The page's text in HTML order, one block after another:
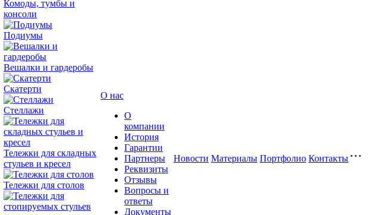
Комоды, тумбы и
консоли
Подиумы
Вешалки и гардеробы
Скатерти
Стеллажи
Тележки для складных
стульев и кресел
Тележки для столов
О нас
О
компании
История
Гарантии
Партнеры
Реквизиты
Отзывы
Вопросы и
ответы
Документы
Новости Материалы Портфолио Контакты